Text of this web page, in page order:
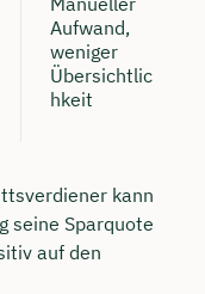
Aufwand,
weniger
Übersichtlic
hkeit
kann
seine Sparquote
auf den